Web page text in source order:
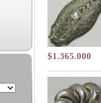
$1.365.000